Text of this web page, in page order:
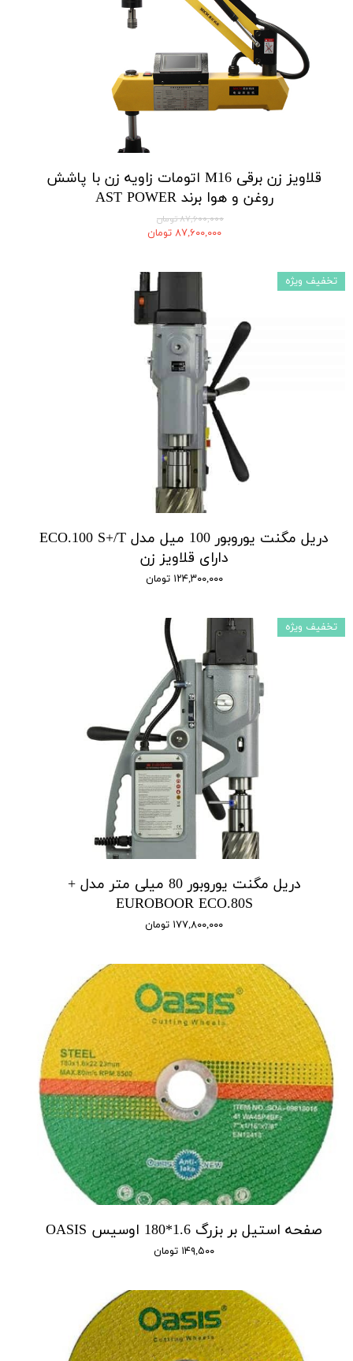
قلاویز زن برقی M16 اتومات زاویه زن با پاشش
روغن و هوا برند AST POWER
۸۷,۶۰۰,۰۰۰ تومان
۸۷,۶۰۰,۰۰۰ تومان
دریل مگنت یوروبور 100 میل مدل ECO.100 S+/T
دارای قلاویز زن
۱۲۴,۳۰۰,۰۰۰ تومان
تخفیف ویژه
دریل مگنت یوروبور 80 میلی متر مدل +
EUROBOOR ECO.80S
۱۷۷,۸۰۰,۰۰۰ تومان
تخفیف ویژه
صفحه استیل بر بزرگ 1.6*180 اوسیس OASIS
۱۴۹,۵۰۰ تومان